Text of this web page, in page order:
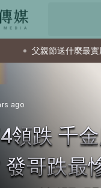
父親節送什麼最實用？從
ago
領跌 千
發哥跌最